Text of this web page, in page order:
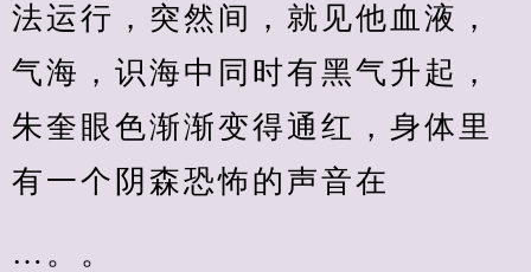
法运行，突然间，就见他血液，
气海，识海中同时有黑气升起，
朱奎眼色渐渐变得通红，身体里
有一个阴森恐怖的声音在
…。。